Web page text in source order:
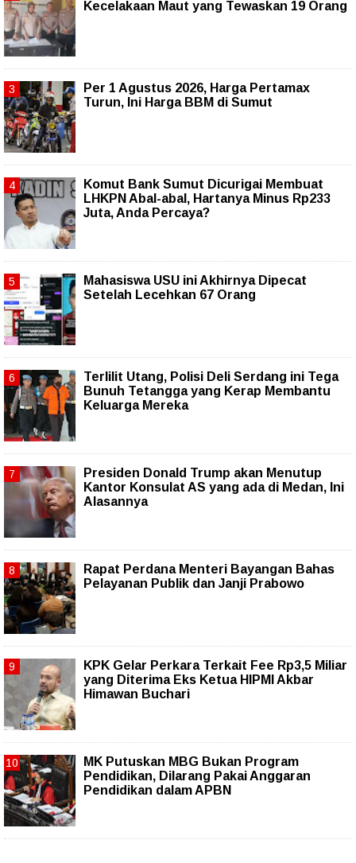
Kecelakaan Maut yang Tewaskan 19 Orang
Per 1 Agustus 2026, Harga Pertamax
Turun, Ini Harga BBM di Sumut
Komut Bank Sumut Dicurigai Membuat
LHKPN Abal-abal, Hartanya Minus Rp233
Juta, Anda Percaya?
Mahasiswa USU ini Akhirnya Dipecat
Setelah Lecehkan 67 Orang
Terlilit Utang, Polisi Deli Serdang ini Tega
Bunuh Tetangga yang Kerap Membantu
Keluarga Mereka
Presiden Donald Trump akan Menutup
Kantor Konsulat AS yang ada di Medan, Ini
Alasannya
Rapat Perdana Menteri Bayangan Bahas
Pelayanan Publik dan Janji Prabowo
KPK Gelar Perkara Terkait Fee Rp3,5 Miliar
yang Diterima Eks Ketua HIPMI Akbar
Himawan Buchari
MK Putuskan MBG Bukan Program
Pendidikan, Dilarang Pakai Anggaran
Pendidikan dalam APBN